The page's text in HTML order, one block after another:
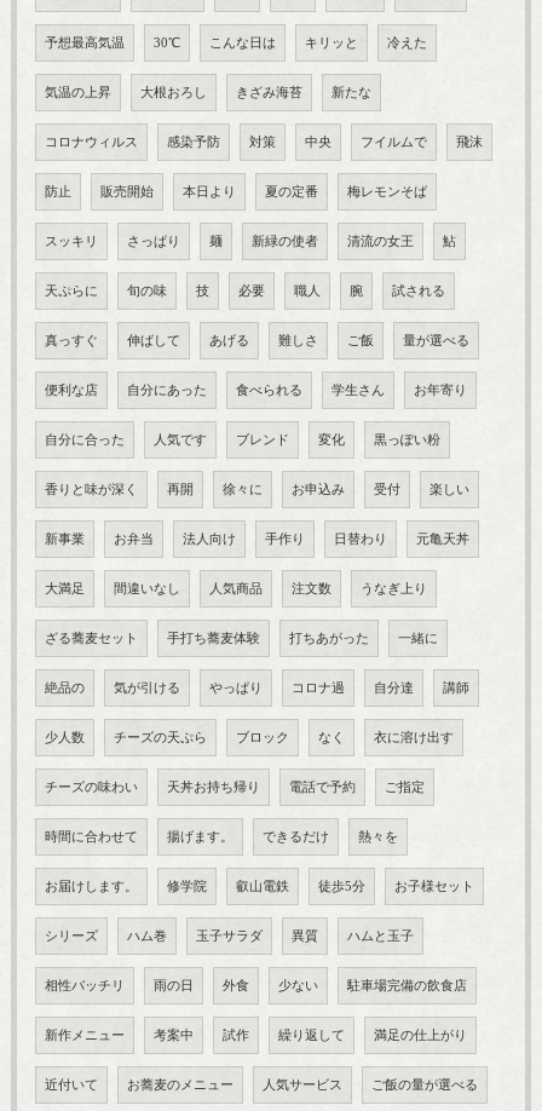
予想最高気温 30℃ こんな日は キリッと 冷えた
気温の上昇 大根おろし きざみ海苔 新たな
コロナウィルス 感染予防 対策 中央 フイルムで 飛沫
防止 販売開始 本日より 夏の定番 梅レモンそば
スッキリ さっぱり 麺 新緑の使者 清流の女王 鮎
天ぷらに 旬の味 技 必要 職人 腕 試される
真っすぐ 伸ばして あげる 難しさ ご飯 量が選べる
便利な店 自分にあった 食べられる 学生さん お年寄り
自分に合った 人気です ブレンド 変化 黒っぽい粉
香りと味が深く 再開 徐々に お申込み 受付 楽しい
新事業 お弁当 法人向け 手作り 日替わり 元亀天丼
大満足 間違いなし 人気商品 注文数 うなぎ上り
ざる蕎麦セット 手打ち蕎麦体験 打ちあがった 一緒に
絶品の 気が引ける やっぱり コロナ過 自分達 講師
少人数 チーズの天ぷら ブロック なく 衣に溶け出す
チーズの味わい 天丼お持ち帰り 電話で予約 ご指定
時間に合わせて 揚げます。 できるだけ 熱々を
お届けします。 修学院 叡山電鉄 徒歩5分 お子様セット
シリーズ ハム巻 玉子サラダ 異質 ハムと玉子
相性バッチリ 雨の日 外食 少ない 駐車場完備の飲食店
新作メニュー 考案中 試作 繰り返して 満足の仕上がり
近付いて お蕎麦のメニュー 人気サービス ご飯の量が選べる